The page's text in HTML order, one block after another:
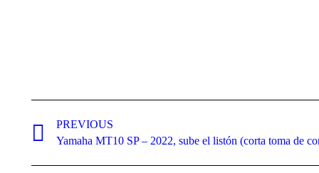
navigation
PREVIOUS
Previous
Yamaha MT10 SP – 2022, sube el listón (corta toma de